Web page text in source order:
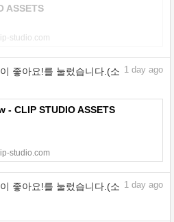
ASSETS
studio.com
좋아요!를 눌렀습니다.(소 1 day ago
- CLIP STUDIO ASSETS
studio.com
좋아요!를 눌렀습니다.(소 1 day ago